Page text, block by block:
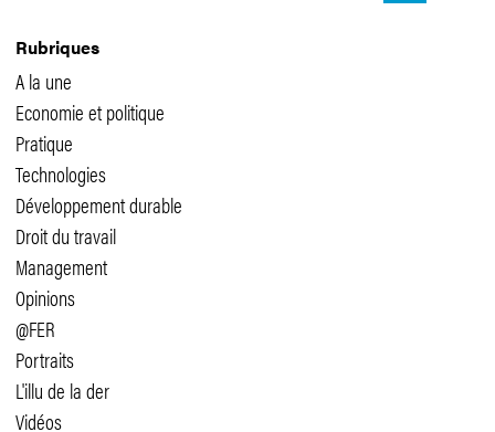
Rubriques
A la une
Economie et politique
Pratique
Technologies
Développement durable
Droit du travail
Management
Opinions
@FER
Portraits
L'illu de la der
Vidéos